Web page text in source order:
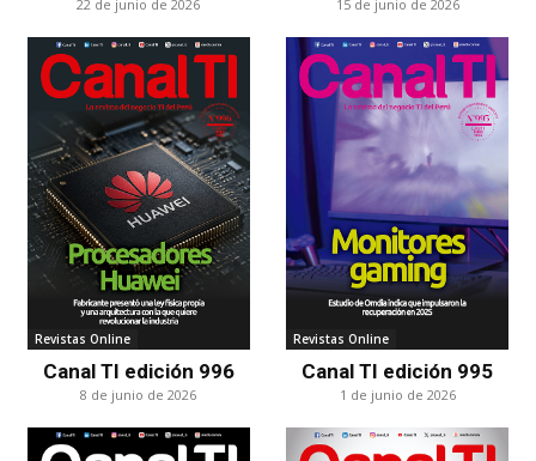
22 de junio de 2026 15 de junio de 2026
Revistas Online
Canal TI edición 996
8 de junio de 2026
Revistas Online
Canal TI edición 995
1 de junio de 2026